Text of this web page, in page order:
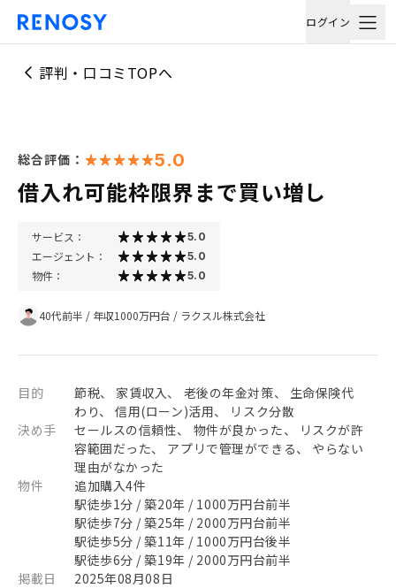
ログイン
評判・口コミTOPへ
総合評価： 5.0
借入れ可能枠限界まで買い増し
サービス： 5.0
エージェント： 5.0
物件： 5.0
40代前半 / 年収1000万円台 / ラクスル株式会社
目的
節税、 家賃収入、 老後の年金対策、 生命保険代
わり、 信用(ローン)活用、 リスク分散
決め手
セールスの信頼性、 物件が良かった、 リスクが許
容範囲だった、 アプリで管理ができる、 やらない
理由がなかった
物件
追加購入4件
駅徒歩1分 / 築20年 / 1000万円台前半
駅徒歩7分 / 築25年 / 2000万円台前半
駅徒歩5分 / 築11年 / 1000万円台後半
駅徒歩6分 / 築19年 / 2000万円台前半
掲載日
2025年08月08日